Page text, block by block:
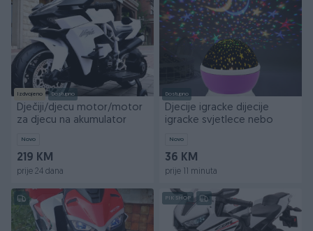
Izdvojeno Dostupno
Dječiji/djecu motor/motor
za djecu na akumulator
Novo
219 KM
prije 24 dana
Dostupno
Djecije igracke dijecije
igracke svjetlece nebo
Novo
36 KM
prije 11 minuta
PIK SHOP